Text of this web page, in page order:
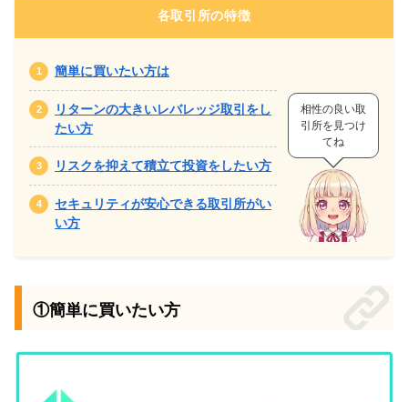
各取引所の特徴
簡単に買いたい方は
リターンの大きいレバレッジ取引をし
たい方
リスクを抑えて積立て投資をしたい方
セキュリティが安心できる取引所がい
い方
相性の良い取
引所を見つけ
てね
①簡単に買いたい方